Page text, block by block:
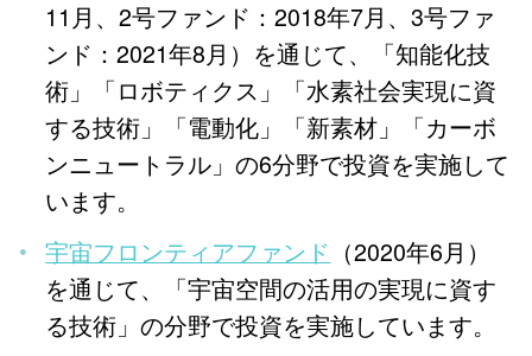
11月、2号ファンド：2018年7月、3号ファ
ンド：2021年8月）を通じて、「知能化技
術」「ロボティクス」「水素社会実現に資
する技術」「電動化」「新素材」「カーボ
ンニュートラル」の6分野で投資を実施して
います。
宇宙フロンティアファンド （2020年6月）
を通じて、「宇宙空間の活用の実現に資す
る技術」の分野で投資を実施しています。